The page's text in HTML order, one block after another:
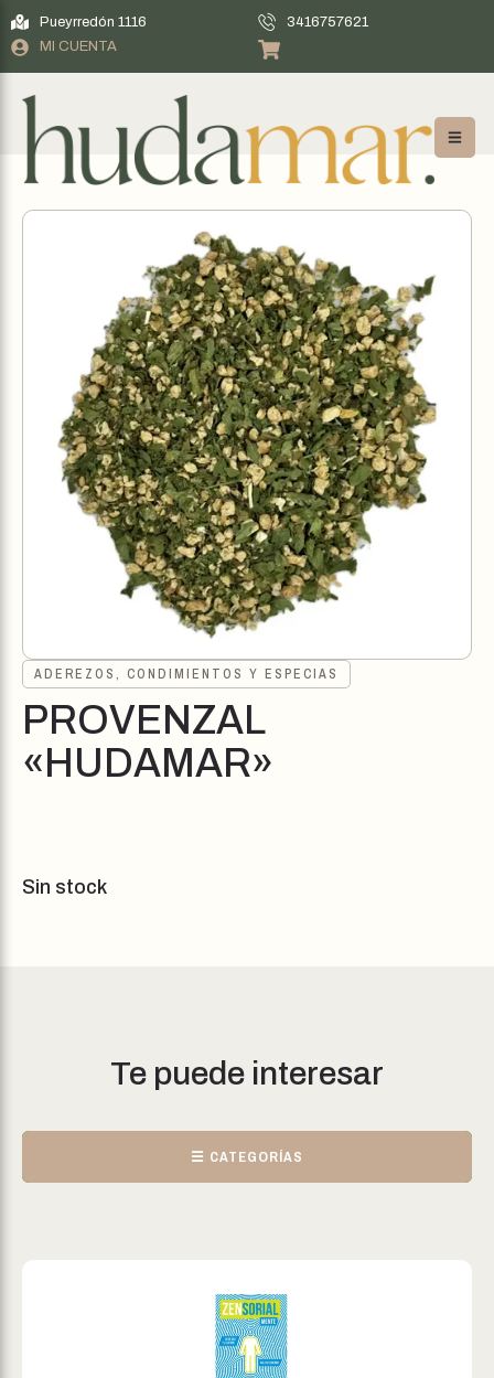
Pueyrredón 1116
3416757621
MI CUENTA
ADEREZOS, CONDIMIENTOS Y ESPECIAS
PROVENZAL
«HUDAMAR»
Sin stock
Te puede interesar
☰ CATEGORÍAS